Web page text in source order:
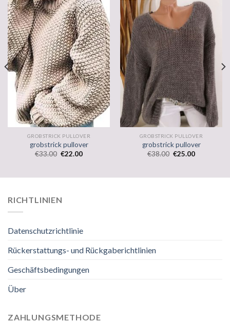
GROBSTRICK PULLOVER
grobstrick pullover
€33.00 €22.00
GROBSTRICK PULLOVER
grobstrick pullover
€38.00 €25.00
RICHTLINIEN
Datenschutzrichtlinie
Rückerstattungs- und Rückgaberichtlinien
Geschäftsbedingungen
Über
ZAHLUNGSMETHODE